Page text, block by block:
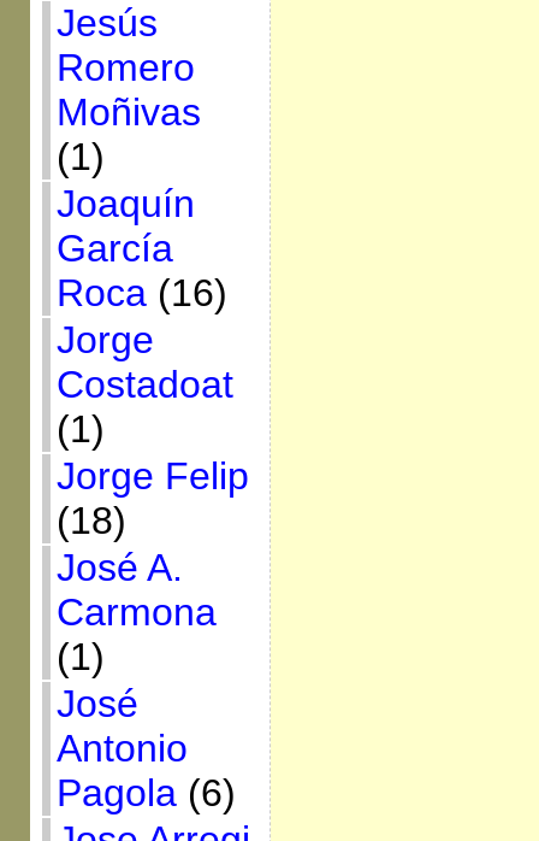
Jesús
Romero
Moñivas
(1)
Joaquín
García
Roca(16)
Jorge
Costadoat
(1)
Jorge Felip
(18)
José A.
Carmona
(1)
José
Antonio
Pagola(6)